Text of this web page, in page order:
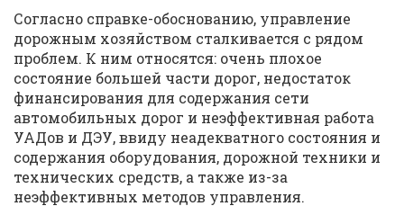
Согласно справке-обоснованию, управление
дорожным хозяйством сталкивается с рядом
проблем. К ним относятся: очень плохое
состояние большей части дорог, недостаток
финансирования для содержания сети
автомобильных дорог и неэффективная работа
УАДов и ДЭУ, ввиду неадекватного состояния и
содержания оборудования, дорожной техники и
технических средств, а также из-за
неэффективных методов управления.